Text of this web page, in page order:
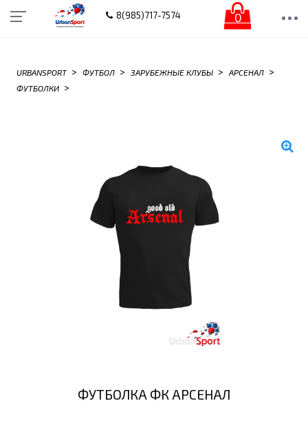
8(985)717-7574 0
URBANSPORT > ФУТБОЛ > ЗАРУБЕЖНЫЕ КЛУБЫ > АРСЕНАЛ >
ФУТБОЛКИ >
ФУТБОЛКА ФК АРСЕНАЛ